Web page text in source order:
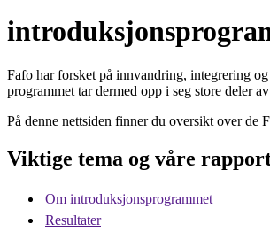
Fafo har forsket på innvandring, integrering
programmet tar dermed opp i seg store deler
På denne nettsiden finner du oversikt over de
Viktige tema og våre
Om introduksjonsprogrammet
Resultater